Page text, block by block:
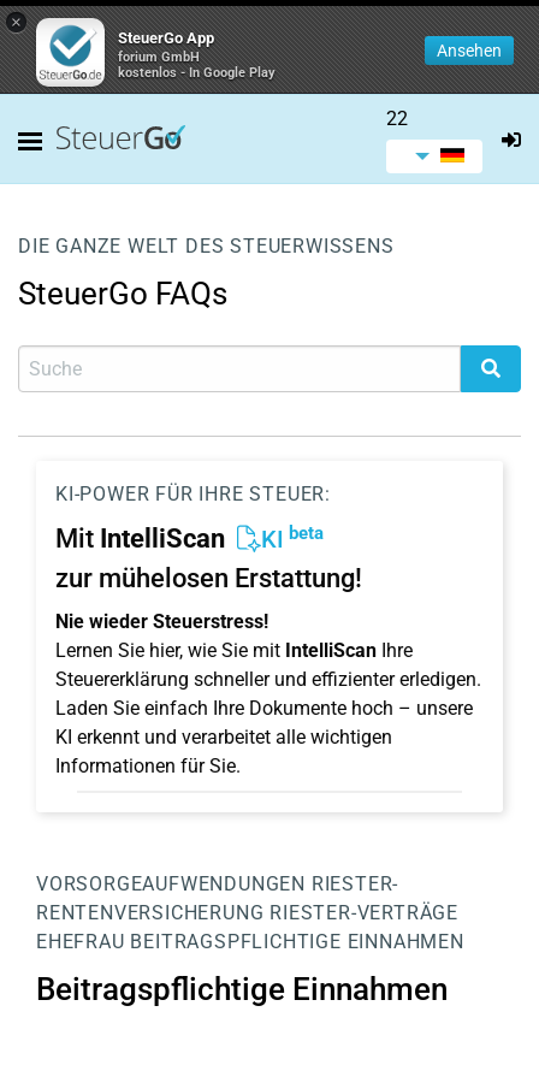
×
SteuerGo App
forium GmbH
kostenlos - In Google Play
Ansehen
22
DIE GANZE WELT DES STEUERWISSENS
SteuerGo FAQs
KI-POWER FÜR IHRE STEUER:
Mit IntelliScan KI beta
zur mühelosen Erstattung!
Nie wieder Steuerstress!
Lernen Sie hier, wie Sie mit IntelliScan Ihre
Steuererklärung schneller und effizienter erledigen.
Laden Sie einfach Ihre Dokumente hoch – unsere
KI erkennt und verarbeitet alle wichtigen
Informationen für Sie.
VORSORGEAUFWENDUNGEN RIESTER-
RENTENVERSICHERUNG RIESTER-VERTRÄGE
EHEFRAU BEITRAGSPFLICHTIGE EINNAHMEN
Beitragspflichtige Einnahmen